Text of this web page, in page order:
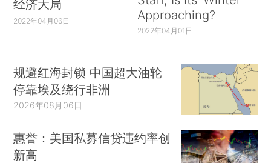
经济大局
2022年04月06日
Approaching?
2022年04月01日
规避红海封锁 中国超大油轮
停靠埃及绕行非洲
2026年08月06日
惠誉：美国私募信贷违约率创
新高